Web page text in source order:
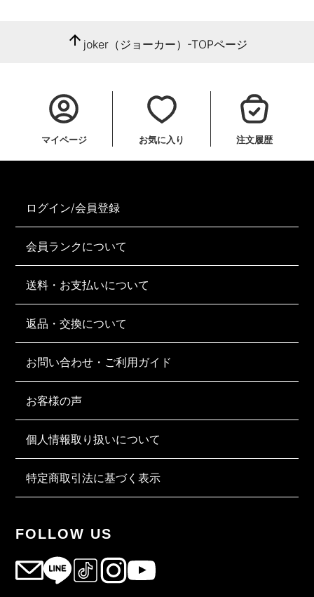
arrow_upward joker（ジョーカー）-TOPページ
マイページ お気に入り 注文履歴
ログイン/会員登録
会員ランクについて
送料・お支払いについて
返品・交換について
お問い合わせ・ご利用ガイド
お客様の声
個人情報取り扱いについて
特定商取引法に基づく表示
FOLLOW US